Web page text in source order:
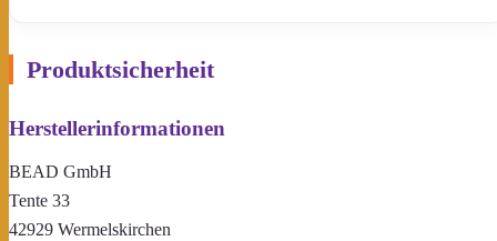
Produktsicherheit
Herstellerinformationen
BEAD GmbH
Tente 33
42929 Wermelskirchen